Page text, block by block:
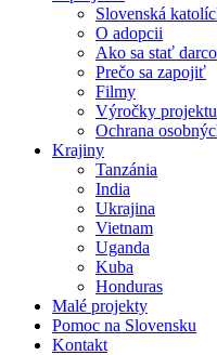
Slovenská
O adopcii
Ako sa stať
Prečo sa zapojiť
Filmy
Výročky projektu
Ochrana
Krajiny
Tanzánia
India
Ukrajina
Vietnam
Uganda
Kuba
Honduras
Malé projekty
Pomoc na Slovensku
Kontakt